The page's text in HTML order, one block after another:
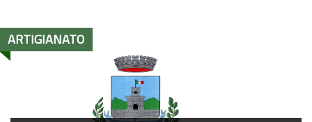
ARTIGIANATO